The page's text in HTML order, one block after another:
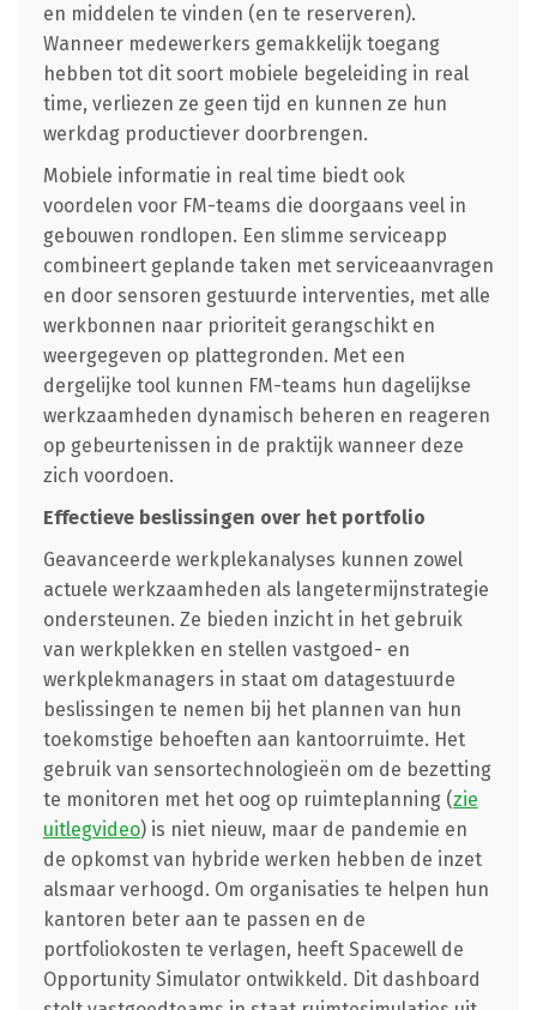
en middelen te vinden (en te reserveren).
Wanneer medewerkers gemakkelijk toegang
hebben tot dit soort mobiele begeleiding in real
time, verliezen ze geen tijd en kunnen ze hun
werkdag productiever doorbrengen.
Mobiele informatie in real time biedt ook
voordelen voor FM-teams die doorgaans veel in
gebouwen rondlopen. Een slimme serviceapp
combineert geplande taken met serviceaanvragen
en door sensoren gestuurde interventies, met alle
werkbonnen naar prioriteit gerangschikt en
weergegeven op plattegronden. Met een
dergelijke tool kunnen FM-teams hun dagelijkse
werkzaamheden dynamisch beheren en reageren
op gebeurtenissen in de praktijk wanneer deze
zich voordoen.
Effectieve beslissingen over het portfolio
Geavanceerde werkplekanalyses kunnen zowel
actuele werkzaamheden als langetermijnstrategie
ondersteunen. Ze bieden inzicht in het gebruik
van werkplekken en stellen vastgoed- en
werkplekmanagers in staat om datagestuurde
beslissingen te nemen bij het plannen van hun
toekomstige behoeften aan kantoorruimte. Het
gebruik van sensortechnologieën om de bezetting
te monitoren met het oog op ruimteplanning (zie
uitlegvideo) is niet nieuw, maar de pandemie en
de opkomst van hybride werken hebben de inzet
alsmaar verhoogd. Om organisaties te helpen hun
kantoren beter aan te passen en de
portfoliokosten te verlagen, heeft Spacewell de
Opportunity Simulator ontwikkeld. Dit dashboard